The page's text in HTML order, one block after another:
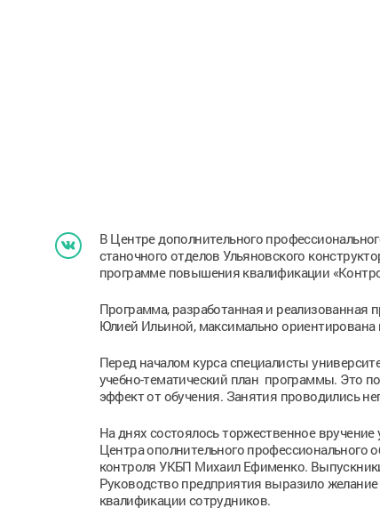
В Центре дополнительного
станочного отделов Ульяновского
программе повышения квалификации
Программа, разработанная и реализованная
Юлией Ильиной, максимально
Перед началом курса специалисты
учебно-тематический план программы. Это
эффект от обучения. Занятия проводились
На днях состоялось торжественное
Центра ополнительного профессионального
контроля УКБП Михаил Ефименко.
Руководство предприятия выразило
квалификации сотрудников.